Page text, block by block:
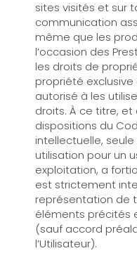
sites visités et sur
communication
même que les
l’occasion des
les droits de
propriété exclusive
autorisé à les
droits. À ce titre,
dispositions du
intellectuelle,
utilisation pour un
exploitation, a
est strictement
représentation de
éléments précités
(sauf accord
l’Utilisateur).